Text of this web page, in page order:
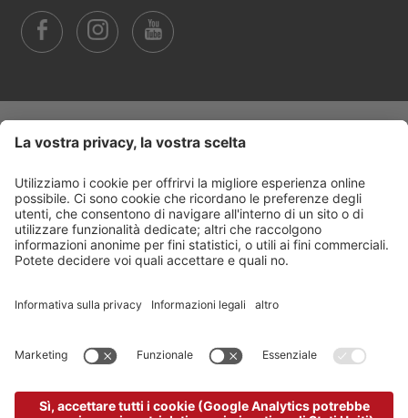
Informativa privacy
Dichiarazione di accessibilità
produced by
powered by